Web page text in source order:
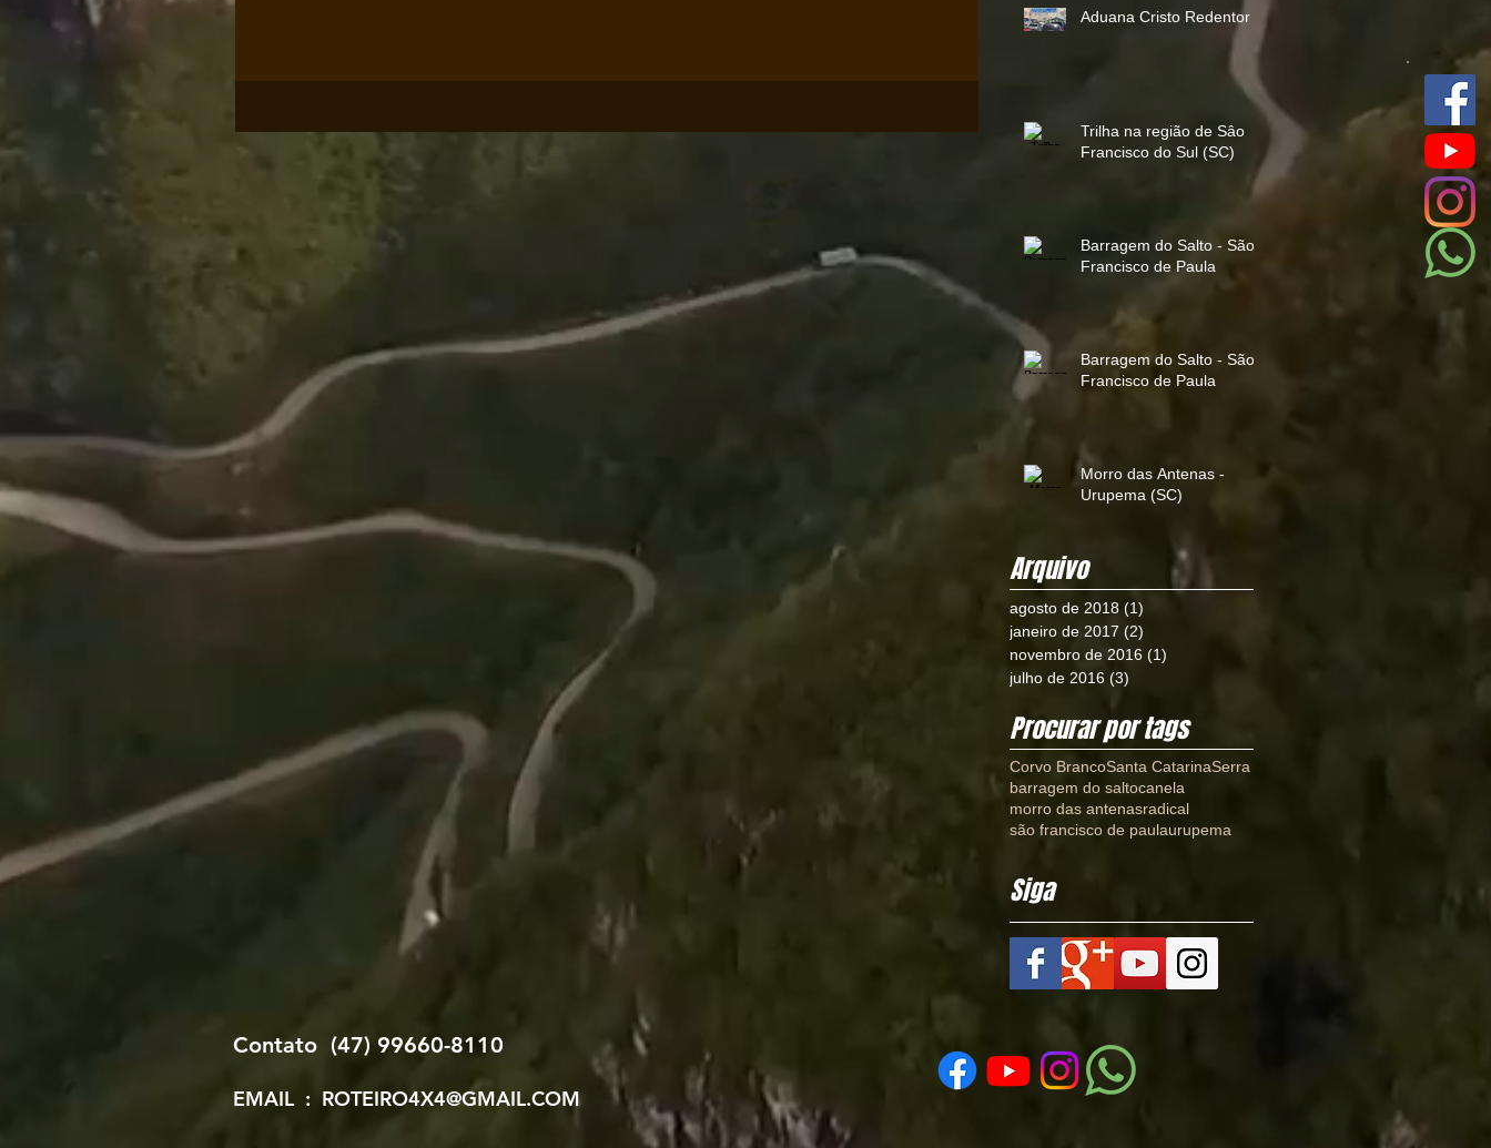
Aduana Cristo Redentor
Trilha na região de Sâo
Francisco do Sul (SC)
Barragem do Salto - São
Francisco de Paula
Barragem do Salto - São
Francisco de Paula
Morro das Antenas -
Urupema (SC)
Arquivo
agosto de 2018 (1)
janeiro de 2017 (2)
novembro de 2016 (1)
julho de 2016 (3)
Procurar por tags
Corvo BrancoSanta CatarinaSerra
barragem do saltocanela
morro das antenasradical
são francisco de paulaurupema
Siga
Contato (47) 99660-8110
EMAIL : ROTEIRO4X4@GMAIL.COM